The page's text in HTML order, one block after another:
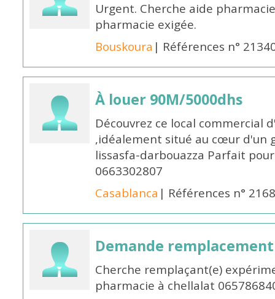
Urgent. Cherche aide
pharmacie exigée.
Bouskoura | Références n°
À louer 90M/5000dhs
Découvrez ce local commercial
,idéalement situé au cœur d'un
lissasfa-darbouazza Parfait
0663302807
Casablanca | Références n°
Demande remplacement
Cherche remplaçant(e)
pharmacie à chellalat